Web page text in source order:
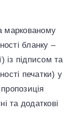
маркованому
бланку –
із підписом та
печатки) у
та додаткові